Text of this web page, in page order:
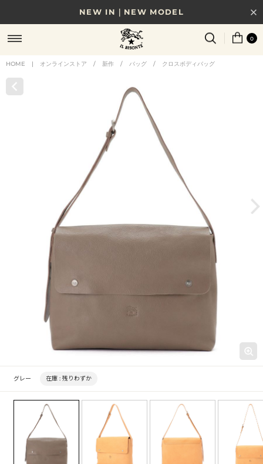
NEW IN｜NEW MODEL
8/17(月)10時まで｜税込11,000円以上で送料無料
贈る相手やシーンから選べる、新しいギフトガイド
0
HOME | オンラインストア / 新作 / バッグ / クロスボディバッグ
グレー 在庫 : 残りわずか